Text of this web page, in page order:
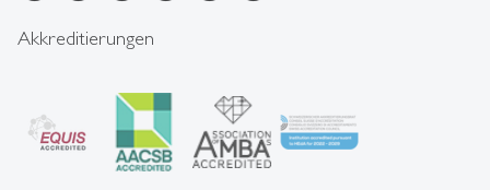
Akkreditierungen